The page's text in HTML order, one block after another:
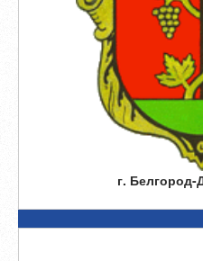
г. Белгород-